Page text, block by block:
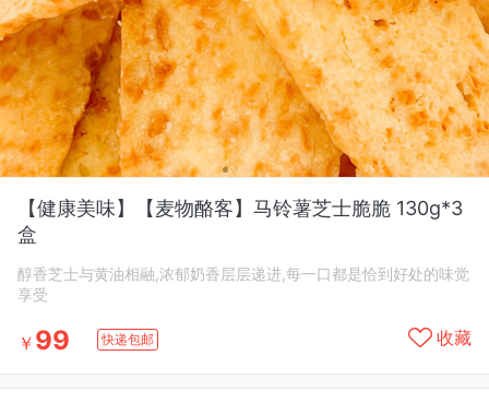
【健康美味】【麦物酪客】马铃薯芝士脆脆 130g*3
盒
醇香芝士与黄油相融,浓郁奶香层层递进,每一口都是恰到好处的味觉
享受
￥ 99 快递包邮 收藏